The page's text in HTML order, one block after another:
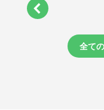
全て